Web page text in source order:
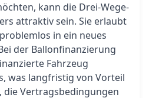
kann die Drei-Wege-
attraktiv sein. Sie erlaubt
in ein neues
der Ballonfinanzierung
Fahrzeug
was langfristig von Vorteil
die Vertragsbedingungen